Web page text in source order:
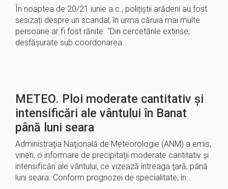
În noaptea de 20/21 iunie a.c., polițiștii arădeni au fost
sesizați despre un scandal, în urma căruia mai multe
persoane ar fi fost rănite. “Din cercetările extinse,
desfășurate sub coordonarea…
METEO. Ploi moderate cantitativ şi
intensificări ale vântului în Banat
până luni seara
Administraţia Naţională de Meteorologie (ANM) a emis,
vineri, o informare de precipitaţii moderate cantitativ şi
intensificări ale vântului, ce vizează întreaga ţară, până
luni seara. Conform prognozei de specialitate, în…